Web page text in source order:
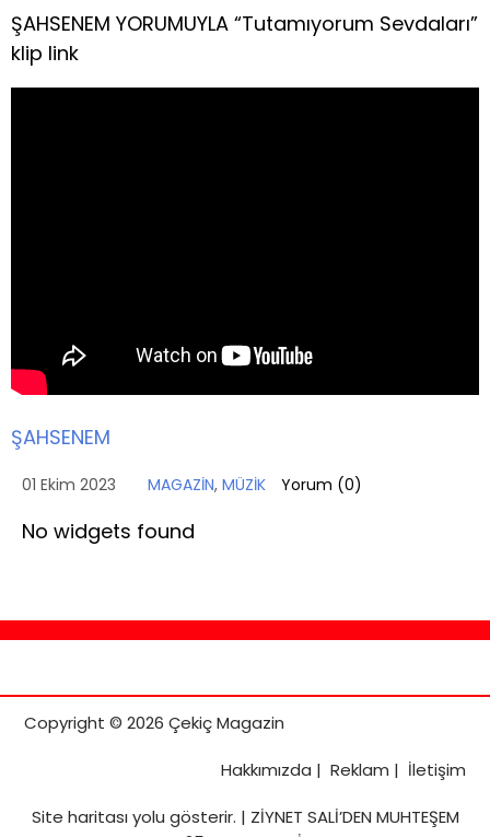
ŞAHSENEM YORUMUYLA “Tutamıyorum Sevdaları”
klip link
ŞAHSENEM
01 Ekim 2023 MAGAZİN, MÜZİK Yorum (0)
No widgets found
Copyright © 2026 Çekiç Magazin
Hakkımızda | Reklam | İletişim
Site haritasıyolu gösterir. | ZİYNET SALİ’DEN MUHTEŞEM